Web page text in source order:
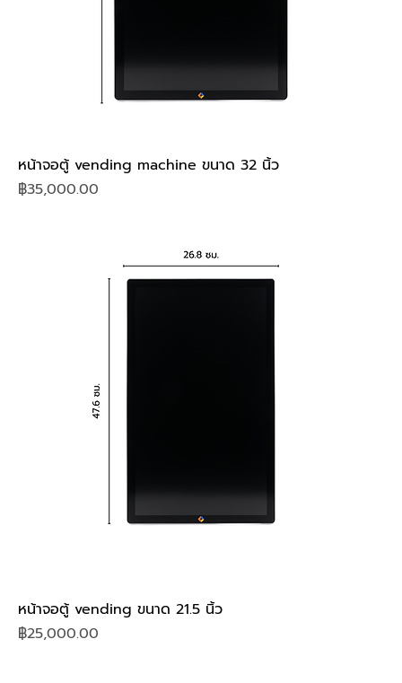
หน้าจอตู้ vending machine ขนาด 32 นิ้ว
Price
฿35,000.00
หน้าจอตู้ vending ขนาด 21.5 นิ้ว
Price
฿25,000.00